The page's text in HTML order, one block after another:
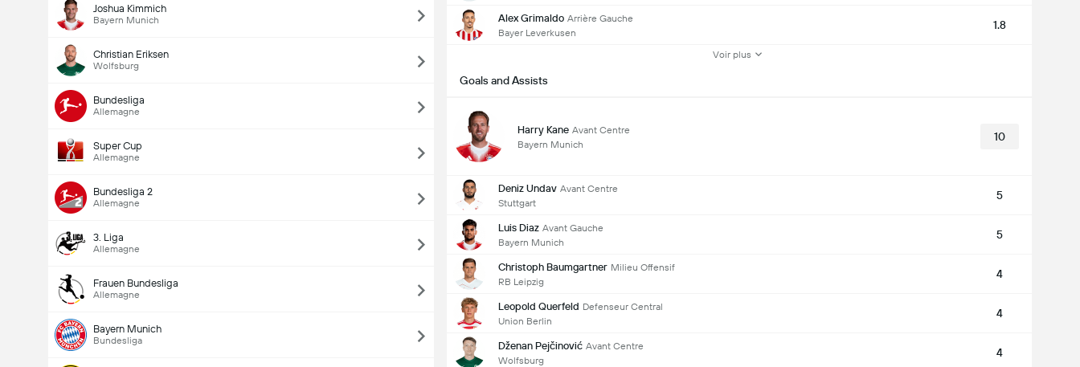
Joshua Kimmich
Bayern Munich
Christian Eriksen
Wolfsburg
Bundesliga
Allemagne
Super Cup
Allemagne
Bundesliga 2
Allemagne
3. Liga
Allemagne
Frauen Bundesliga
Allemagne
Bayern Munich
Bundesliga
Alex Grimaldo Arrière Gauche
Bayer Leverkusen
1.8
Voir plus
Goals and Assists
Harry Kane Avant Centre
Bayern Munich
10
Deniz Undav Avant Centre
Stuttgart
5
Luis Diaz Avant Gauche
Bayern Munich
5
Christoph Baumgartner Milieu Offensif
RB Leipzig
4
Leopold Querfeld Defenseur Central
Union Berlin
4
Dženan Pejčinović Avant Centre
Wolfsburg
4